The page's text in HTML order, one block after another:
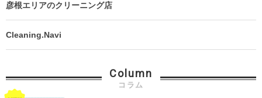
彦根エリアのクリーニング店
Cleaning.Navi
Column
コラム